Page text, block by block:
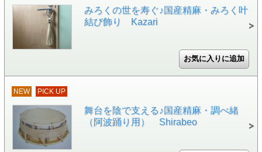
みろくの世を寿ぐ♪国産精麻・みろく叶
結び飾り Kazari
NEW PICK UP
舞台を陰で支える♪国産精麻・調べ緒
（阿波踊り用） Shirabeo